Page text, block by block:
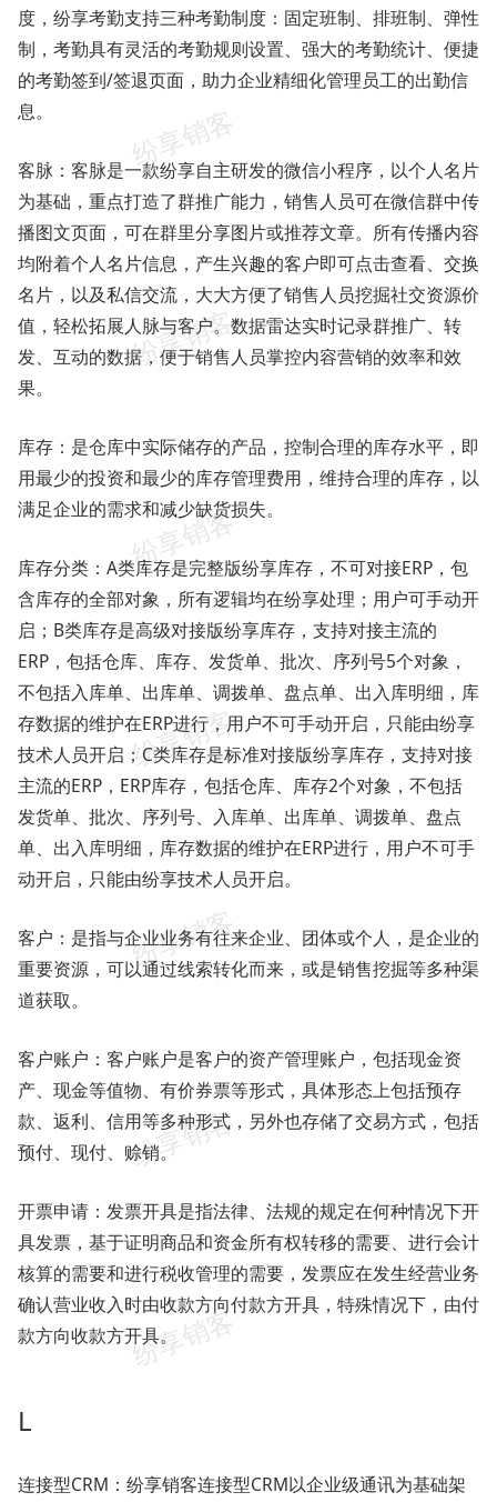
度，纷享考勤支持三种考勤制度：固定班制、排班制、弹性
制，考勤具有灵活的考勤规则设置、强大的考勤统计、便捷
的考勤签到/签退页面，助力企业精细化管理员工的出勤信
息。
客脉：客脉是一款纷享自主研发的微信小程序，以个人名片
为基础，重点打造了群推广能力，销售人员可在微信群中传
播图文页面，可在群里分享图片或推荐文章。所有传播内容
均附着个人名片信息，产生兴趣的客户即可点击查看、交换
名片，以及私信交流，大大方便了销售人员挖掘社交资源价
值，轻松拓展人脉与客户。数据雷达实时记录群推广、转
发、互动的数据，便于销售人员掌控内容营销的效率和效
果。
库存：是仓库中实际储存的产品，控制合理的库存水平，即
用最少的投资和最少的库存管理费用，维持合理的库存，以
满足企业的需求和减少缺货损失。
库存分类：A类库存是完整版纷享库存，不可对接ERP，包
含库存的全部对象，所有逻辑均在纷享处理；用户可手动开
启；B类库存是高级对接版纷享库存，支持对接主流的
ERP，包括仓库、库存、发货单、批次、序列号5个对象，
不包括入库单、出库单、调拨单、盘点单、出入库明细，库
存数据的维护在ERP进行，用户不可手动开启，只能由纷享
技术人员开启；C类库存是标准对接版纷享库存，支持对接
主流的ERP，ERP库存，包括仓库、库存2个对象，不包括
发货单、批次、序列号、入库单、出库单、调拨单、盘点
单、出入库明细，库存数据的维护在ERP进行，用户不可手
动开启，只能由纷享技术人员开启。
客户：是指与企业业务有往来企业、团体或个人，是企业的
重要资源，可以通过线索转化而来，或是销售挖掘等多种渠
道获取。
客户账户：客户账户是客户的资产管理账户，包括现金资
产、现金等值物、有价券票等形式，具体形态上包括预存
款、返利、信用等多种形式，另外也存储了交易方式，包括
预付、现付、赊销。
开票申请：发票开具是指法律、法规的规定在何种情况下开
具发票，基于证明商品和资金所有权转移的需要、进行会计
核算的需要和进行税收管理的需要，发票应在发生经营业务
确认营业收入时由收款方向付款方开具，特殊情况下，由付
款方向收款方开具。
L
连接型CRM：纷享销客连接型CRM以企业级通讯为基础架